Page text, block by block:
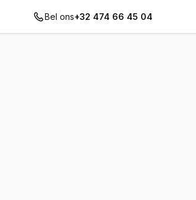
Bel ons+32 474 66 45 04